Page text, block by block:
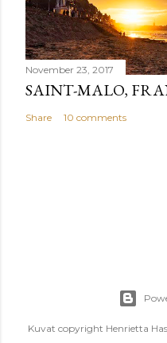
November 23, 2017
SAINT-MALO,
Share 10 comments
Kuvat copyright Henrietta